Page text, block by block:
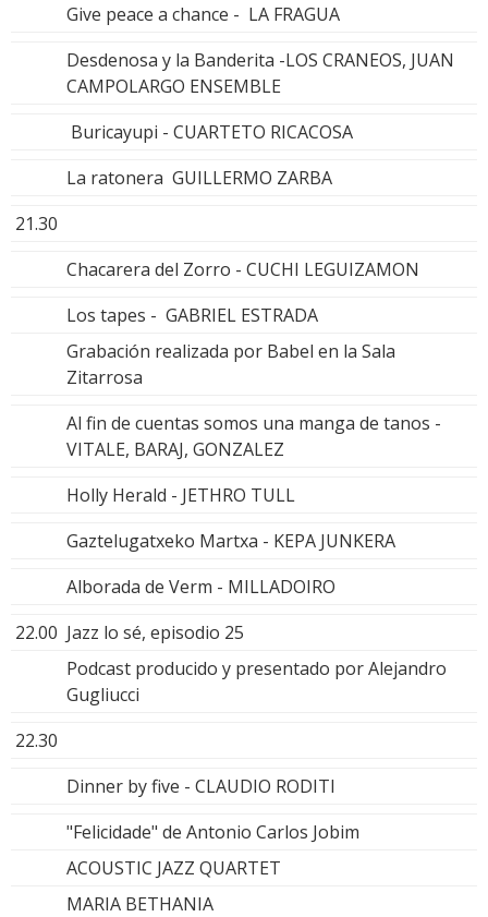
Give peace a chance - LA FRAGUA
Desdenosa y la Banderita -LOS CRANEOS, JUAN
CAMPOLARGO ENSEMBLE
Buricayupi - CUARTETO RICACOSA
La ratonera GUILLERMO ZARBA
21.30
Chacarera del Zorro - CUCHI LEGUIZAMON
Los tapes - GABRIEL ESTRADA
Grabación realizada por Babel en la Sala
Zitarrosa
Al fin de cuentas somos una manga de tanos -
VITALE, BARAJ, GONZALEZ
Holly Herald - JETHRO TULL
Gaztelugatxeko Martxa - KEPA JUNKERA
Alborada de Verm - MILLADOIRO
22.00 Jazz lo sé, episodio 25
Podcast producido y presentado por Alejandro
Gugliucci
22.30
Dinner by five - CLAUDIO RODITI
"Felicidade" de Antonio Carlos Jobim
ACOUSTIC JAZZ QUARTET
MARIA BETHANIA